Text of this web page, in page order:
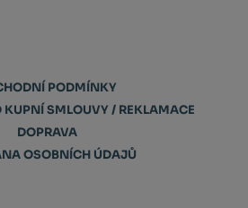
PODMÍNKY
KUPNÍ SMLOUVY / REKLAMACE
DOPRAVA
OSOBNÍCH ÚDAJŮ